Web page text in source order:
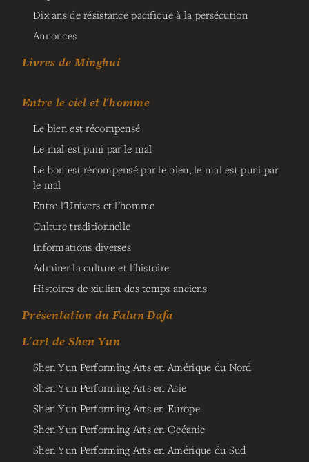
Dix ans de résistance pacifique à la persécution
Annonces
Livres de Minghui
Entre le ciel et l'homme
Le bien est récompensé
Le mal est puni par le mal
Le bon est récompensé par le bien, le mal est puni par
le mal
Entre l'Univers et l'homme
Culture traditionnelle
Informations diverses
Admirer la culture et l'histoire
Histoires de xiulian des temps anciens
Présentation du Falun Dafa
L'art de Shen Yun
Shen Yun Performing Arts en Amérique du Nord
Shen Yun Performing Arts en Asie
Shen Yun Performing Arts en Europe
Shen Yun Performing Arts en Océanie
Shen Yun Performing Arts en Amérique du Sud